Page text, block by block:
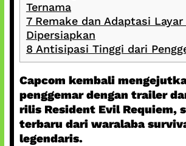
Ternama
7Remake dan Adaptasi Layar
Dipersiapkan
8 Antisipasi Tinggi dari
Capcom kembali
penggemar dengan trailer
rilis Resident Evil Requiem,
terbaru dari waralaba
legendaris.